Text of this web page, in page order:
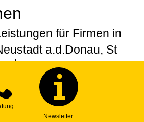
für Firmen in
a.d.Donau, St
einer individuellen
Erstellung Ihres